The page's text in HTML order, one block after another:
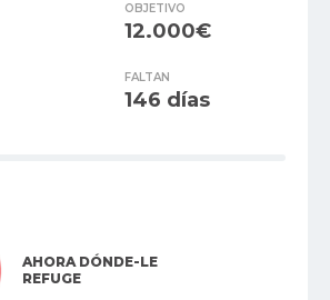
OBJETIVO
12.000€
FALTAN
146 días
AHORA DÓNDE-LE
REFUGE